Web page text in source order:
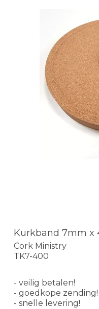
Kurkband 7mm x
Cork Ministry
TK7-400
- veilig betalen!
- goedkope zending!
- snelle levering!